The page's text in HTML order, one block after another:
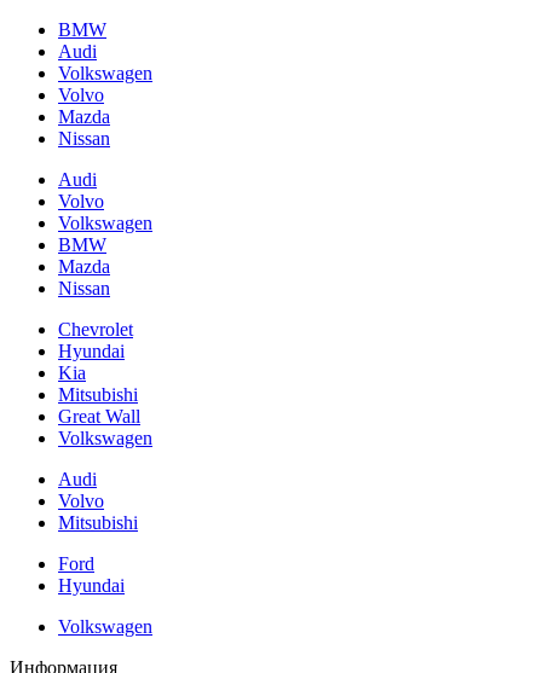
BMW
Audi
Volkswagen
Volvo
Mazda
Nissan
Audi
Volvo
Volkswagen
BMW
Mazda
Nissan
Chevrolet
Hyundai
Kia
Mitsubishi
Great Wall
Volkswagen
Audi
Volvo
Mitsubishi
Ford
Hyundai
Volkswagen
Информация